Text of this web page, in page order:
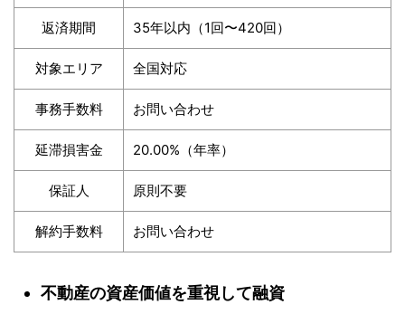
返済期間 35年以内（1回〜420回）
対象エリア 全国対応
事務手数料 お問い合わせ
延滞損害金 20.00%（年率）
保証人 原則不要
解約手数料 お問い合わせ
不動産の資産価値を重視して融資